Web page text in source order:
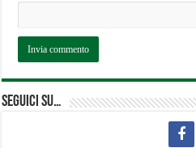
Seguici su…